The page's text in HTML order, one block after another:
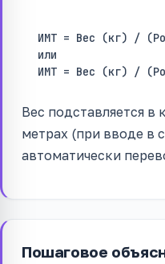
ИМТ = Вес (кг) /
или
ИМТ = Вес (кг) /
Вес подставляется в
метрах (при вводе в
автоматически
Пошаговое